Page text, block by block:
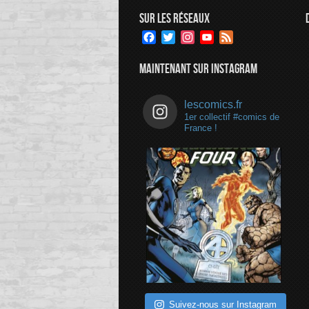
SUR LES RÉSEAUX
Facebook
TwitterInstagramYouTube
MAINTENANT SUR INSTAGRAM
lescomics.fr
1er collectif #comics de
France !
Suivez-nous sur Instagram